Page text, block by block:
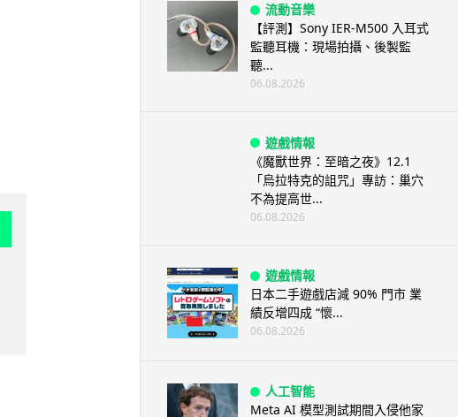
流動音樂
【評測】Sony IER-M500 入耳式
監聽耳機：現場拍攝、後製監
聽...
06.08.2026
遊戲情報
《魔獸世界：至暗之夜》12.1
「烏拉特克的詛咒」專訪：巢穴
不為提高世...
06.08.2026
遊戲情報
日本二手遊戲店減 90% 門市 業
績反增四成 “懷...
06.08.2026
人工智能
Meta AI 模型測試期間入侵他家